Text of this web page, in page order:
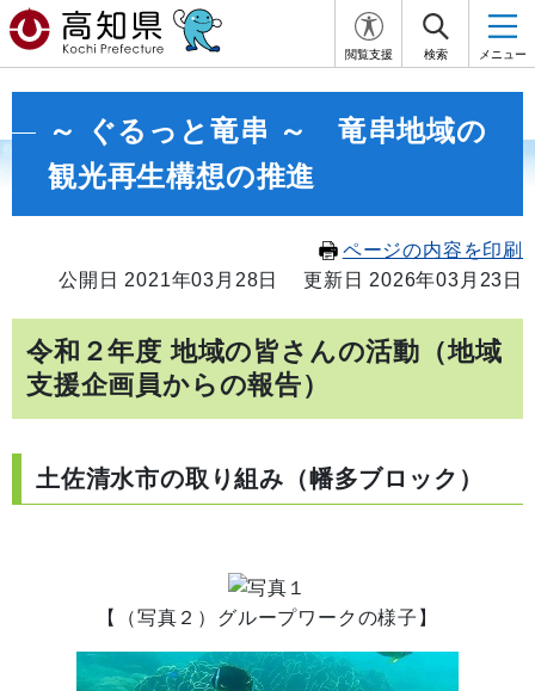
閲覧支援 検索 メニュー
～ ぐるっと竜串 ～ 竜串地域の
観光再生構想の推進
ページの内容を印刷
公開日 2021年03月28日
更新日 2026年03月23日
令和２年度 地域の皆さんの活動（地域
支援企画員からの報告）
土佐清水市の取り組み（幡多ブロック）
【（写真２）グループワークの様子】